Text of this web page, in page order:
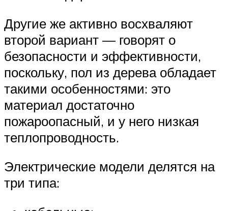
Другие же активно восхваляют
второй вариант — говорят о
безопасности и эффективности,
поскольку, пол из дерева обладает
такими особенностями: это
материал достаточно
пожароопасный, и у него низкая
теплопроводность.
Электрические модели делятся на
три типа: